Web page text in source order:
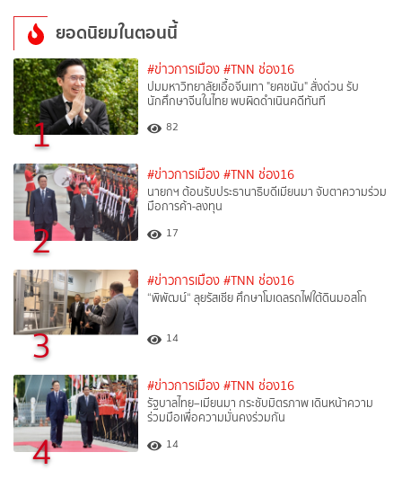
ยอดนิยมในตอนนี้
1
#ข่าวการเมือง #TNN ช่อง16
ปมมหาวิทยาลัยเอื้อจีนเทา "ยศชนัน" สั่งด่วน รับ
นักศึกษาจีนในไทย พบผิดดำเนินคดีทันที
82
2
#ข่าวการเมือง #TNN ช่อง16
นายกฯ ต้อนรับประธานาธิบดีเมียนมา จับตาความร่วม
มือการค้า-ลงทุน
17
3
#ข่าวการเมือง #TNN ช่อง16
“พิพัฒน์“ ลุยรัสเซีย ศึกษาโมเดลรถไฟใต้ดินมอสโก
14
4
#ข่าวการเมือง #TNN ช่อง16
รัฐบาลไทย–เมียนมา กระชับมิตรภาพ เดินหน้าความ
ร่วมมือเพื่อความมั่นคงร่วมกัน
14